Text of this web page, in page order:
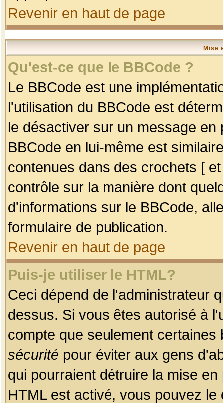
Revenir en haut de page
Mise
Qu'est-ce que le BBCode ?
Le BBCode est une
l'utilisation du BBCode est
le désactiver sur un message
BBCode en lui-même est
contenues dans des crochets [
contrôle sur la manière dont
d'informations sur le BBCode,
formulaire de publication.
Revenir en haut de page
Puis-je utiliser le HTML?
Ceci dépend de l'administrateur
dessus. Si vous êtes autorisé à
compte que seulement
sécurité pour éviter aux gens
qui pourraient détruire la mise
HTML est activé, vous pouvez